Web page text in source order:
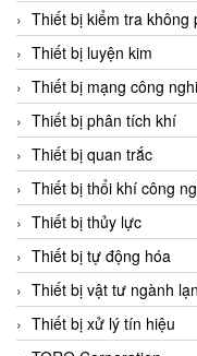
Clake Fololo
Clark Cooper
CMC Ventilazione
Coax Valves Inc
Codel
Cofimco
Coltraco
Comat Releco
Comax
COMETECH VietNam
Thiết bị kiểm tra không
Thiết bị luyện kim
Thiết bị mạng công
Thiết bị phân tích khí
Thiết bị quan trắc
Thiết bị thổi khí công
Thiết bị thủy lực
Thiết bị tự động hóa
Thiết bị vật tư ngành
Thiết bị xử lý tín hiệu